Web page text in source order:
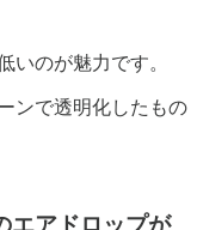
いのが魅力です。
ンで透明化したもの
エアドロップが